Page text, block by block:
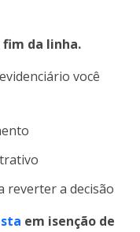
fim da linha.
você
reverter a decisão
em isenção de